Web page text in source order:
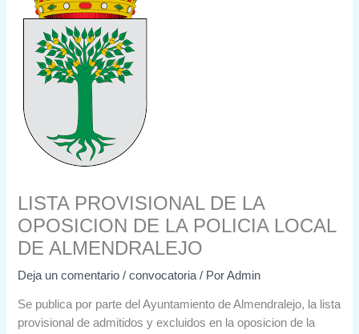
LISTA PROVISIONAL DE LA
OPOSICION DE LA POLICIA LOCAL
DE ALMENDRALEJO
Deja un comentario /convocatoria / PorAdmin
Se publica por parte del Ayuntamiento de Almendralejo, la lista
provisional de admitidos y excluidos en la oposicion de la